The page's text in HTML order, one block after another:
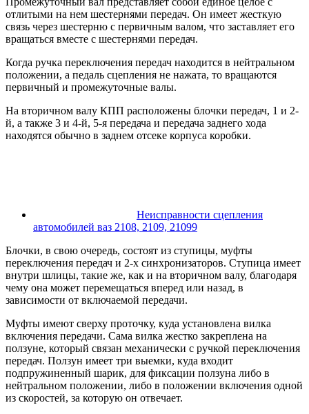
отлитыми на нем шестернями передач. Он имеет жесткую
связь через шестерню с первичным валом, что заставляет его
вращаться вместе с шестернями передач.
Когда ручка переключения передач находится в нейтральном
положении, а педаль сцепления не нажата, то вращаются
первичный и промежуточные валы.
На вторичном валу КПП расположены блочки передач, 1 и 2-
й, а также 3 и 4-й, 5-я передача и передача заднего хода
находятся обычно в заднем отсеке корпуса коробки.
Неисправности сцепления
автомобилей ваз 2108, 2109, 21099
Блочки, в свою очередь, состоят из ступицы, муфты
переключения передач и 2-х синхронизаторов. Ступица имеет
внутри шлицы, такие же, как и на вторичном валу, благодаря
чему она может перемещаться вперед или назад, в
зависимости от включаемой передачи.
Муфты имеют сверху проточку, куда установлена вилка
включения передачи. Сама вилка жестко закреплена на
ползуне, который связан механически с ручкой переключения
передач. Ползун имеет три выемки, куда входит
подпружиненный шарик, для фиксации ползуна либо в
нейтральном положении, либо в положении включения одной
из скоростей, за которую он отвечает.